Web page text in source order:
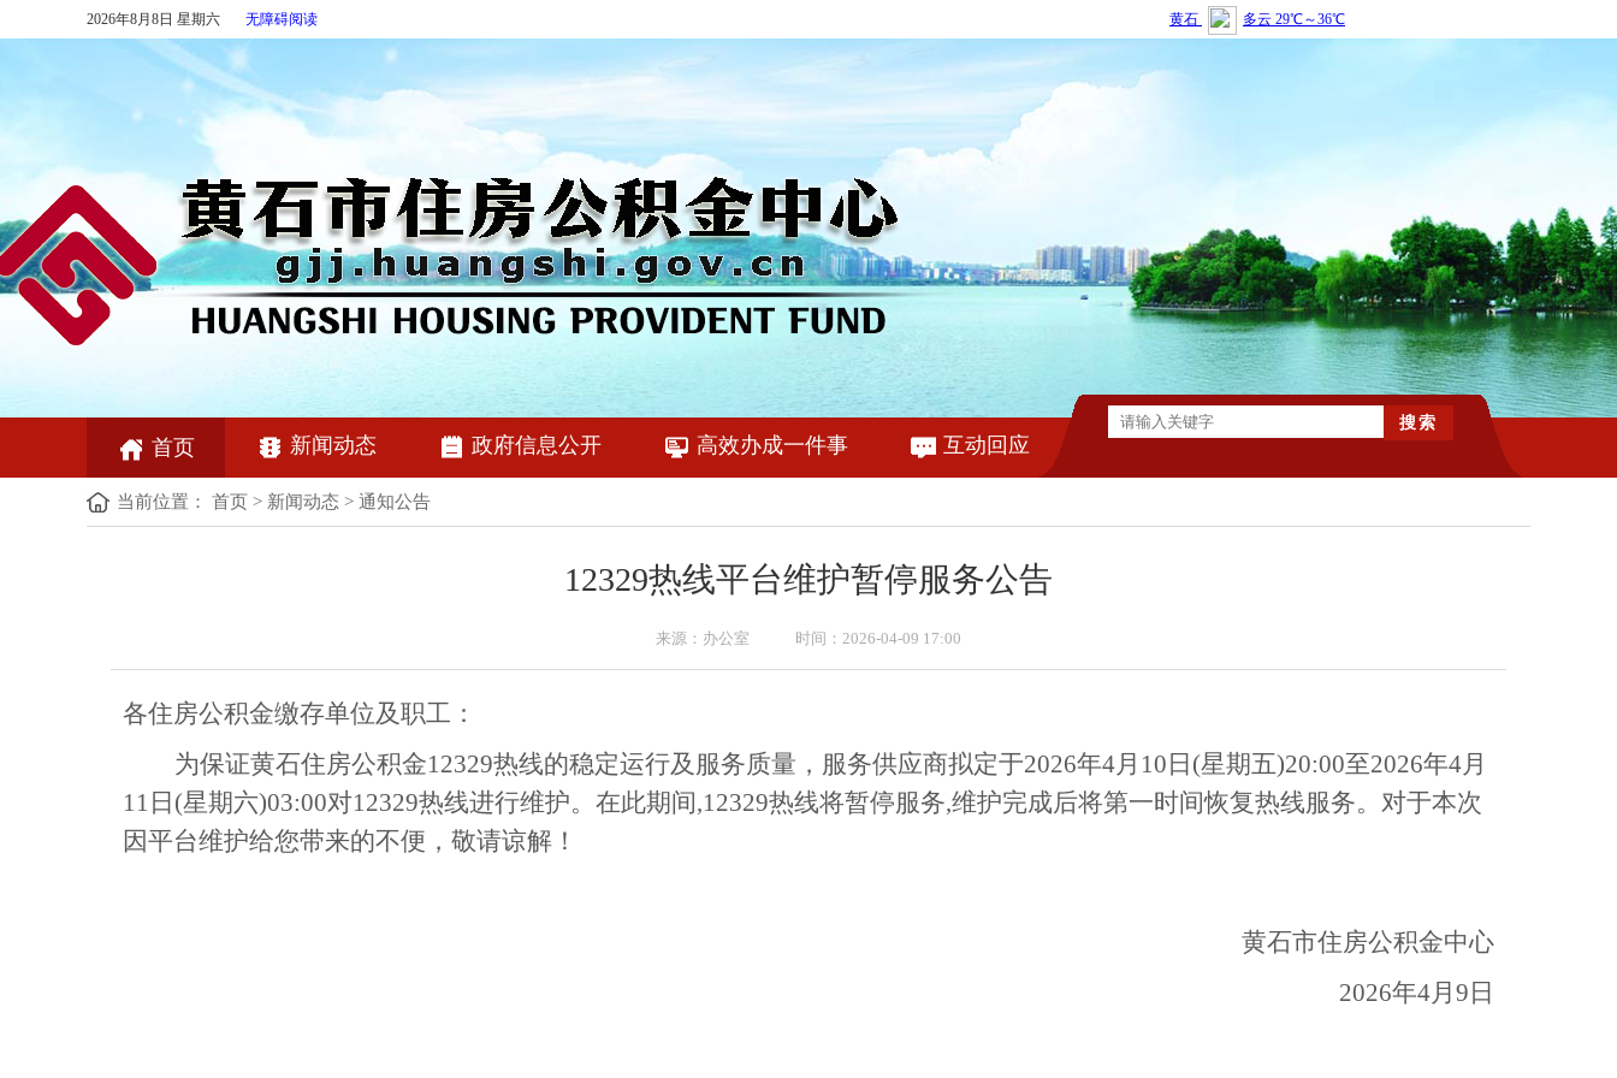
2026年8月8日 星期六 无障碍阅读
首页 新闻动态 政府信息公开 高效办成一件事 互动回应
当前位置： 首页 > 新闻动态 > 通知公告
12329热线平台维护暂停服务公告
来源：办公室 时间：2026-04-09 17:00
各住房公积金缴存单位及职工：
为保证黄石住房公积金12329热线的稳定运行及服务质量，服务供应商拟定于2026年4月10日(星期五)20:00至2026年4月
11日(星期六)03:00对12329热线进行维护。在此期间,12329热线将暂停服务,维护完成后将第一时间恢复热线服务。对于本次
因平台维护给您带来的不便，敬请谅解！
黄石市住房公积金中心
2026年4月9日